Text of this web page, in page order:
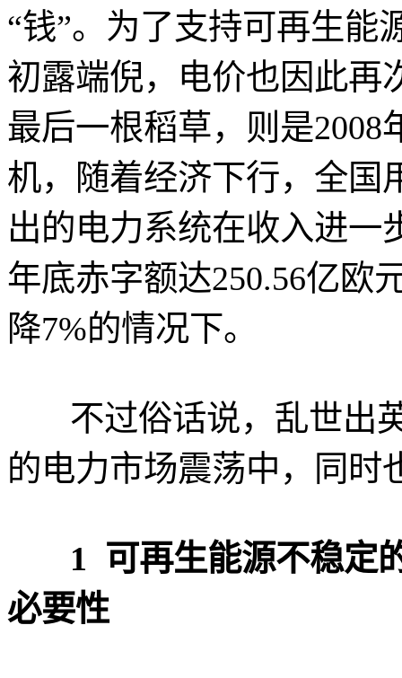
“钱”。为了支持可再生能
初露端倪，电价也因此再
最后一根稻草，则是
机，随着经济下行，全国
出的电力系统在收入进一
年底赤字额达250.56亿欧
降7%的情况下。
不过俗话说，乱世出英
的电力市场震荡中，同时
1 可再生能源不稳定
必要性